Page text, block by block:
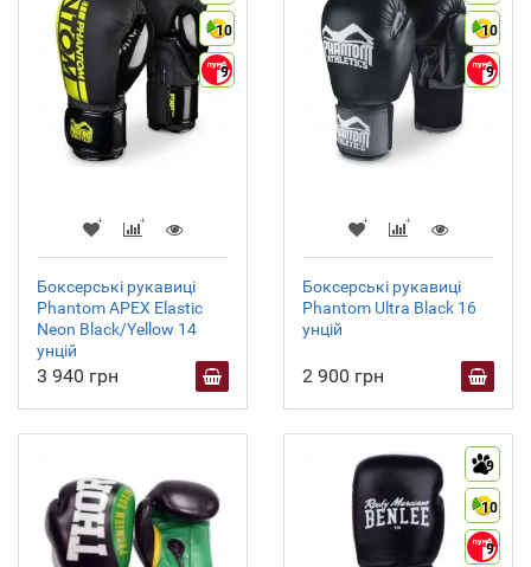
10
9
Боксерські рукавиці
Phantom APEX Elastic
Neon Black/Yellow 14
унцій
3 940 грн
10
9
Боксерські рукавиці
Phantom Ultra Black 16
унцій
2 900 грн
9
10
9